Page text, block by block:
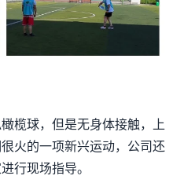
榄球，但是无身体接触，上
火的一项新兴运动， 公司还
行现场指导。